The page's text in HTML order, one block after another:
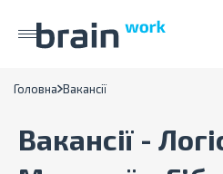
Головна Вакансії
Вакансії -